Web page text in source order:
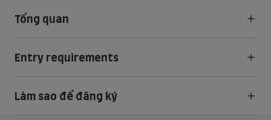
Tổng quan
Entry requirements
Làm sao để đăng ký